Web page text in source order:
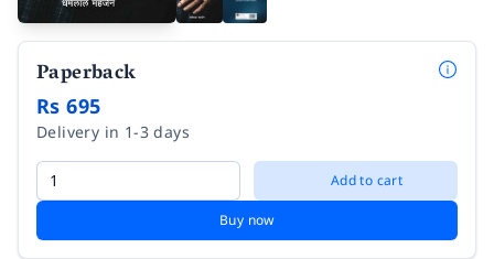
Paperback
Rs 695
Delivery in 1-3 days
Add to cart
Buy now